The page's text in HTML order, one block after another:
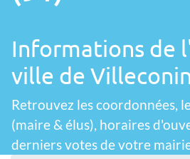
Informations de
ville de
Retrouvez les coordonnées,
(maire & élus), horaires
derniers votes de votre